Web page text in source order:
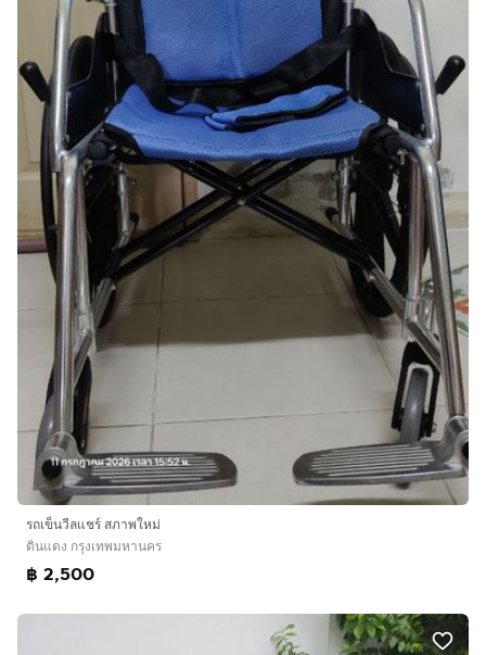
รถเข็นวีลแชร์ สภาพใหม่
ดินแดง กรุงเทพมหานคร
฿ 2,500